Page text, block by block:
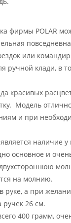
фирмы POLAR
или
ручной клади, в
красивых
Модель
и при
наличие у
основное и
на молнию.
руке, а при
ручек 26 см.
400 грамм,